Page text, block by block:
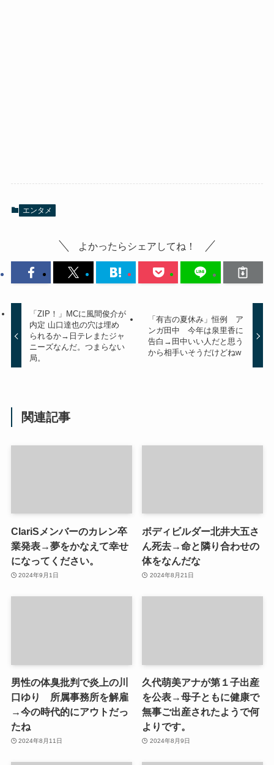
エンタメ
よかったらシェアしてね！
「ZIP！」MCに風間俊介が
内定 山口達也の穴は埋め
られるか→日テレまたジャ
ニーズなんだ。つまらない
局。
「有吉の夏休み」恒例 ア
ンガ田中 今年は泉里香に
告白→田中いい人だと思う
から相手いそうだけどねw
関連記事
ClariSメンバーのカレン卒
業発表→夢をかなえて幸せ
になってください。
2024年9月1日
ボディビルダー北井大五さ
ん死去→命と隣り合わせの
体をなんだな
2024年8月21日
男性の体臭批判で炎上の川
口ゆり 所属事務所を解雇
→今の時代的にアウトだっ
たね
2024年8月11日
久代萌美アナが第１子出産
を公表→母子ともに健康で
無事ご出産されたようで何
よりです。
2024年8月9日